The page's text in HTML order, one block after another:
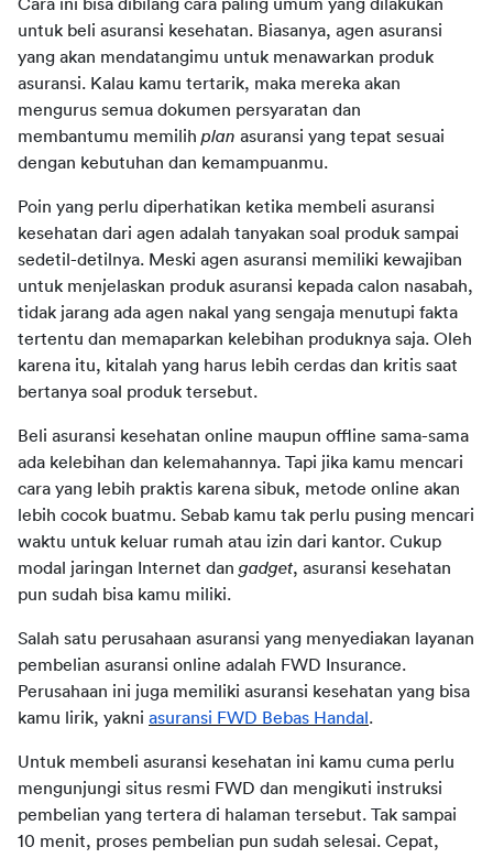
Cara ini bisa dibilang cara paling umum yang dilakukan
untuk beli asuransi kesehatan. Biasanya, agen asuransi
yang akan mendatangimu untuk menawarkan produk
asuransi. Kalau kamu tertarik, maka mereka akan
mengurus semua dokumen persyaratan dan
membantumu memilih plan asuransi yang tepat sesuai
dengan kebutuhan dan kemampuanmu.
Poin yang perlu diperhatikan ketika membeli asuransi
kesehatan dari agen adalah tanyakan soal produk sampai
sedetil-detilnya. Meski agen asuransi memiliki kewajiban
untuk menjelaskan produk asuransi kepada calon nasabah,
tidak jarang ada agen nakal yang sengaja menutupi fakta
tertentu dan memaparkan kelebihan produknya saja. Oleh
karena itu, kitalah yang harus lebih cerdas dan kritis saat
bertanya soal produk tersebut.
Beli asuransi kesehatan online maupun offline sama-sama
ada kelebihan dan kelemahannya. Tapi jika kamu mencari
cara yang lebih praktis karena sibuk, metode online akan
lebih cocok buatmu. Sebab kamu tak perlu pusing mencari
waktu untuk keluar rumah atau izin dari kantor. Cukup
modal jaringan Internet dan gadget, asuransi kesehatan
pun sudah bisa kamu miliki.
Salah satu perusahaan asuransi yang menyediakan layanan
pembelian asuransi online adalah FWD Insurance.
Perusahaan ini juga memiliki asuransi kesehatan yang bisa
kamu lirik, yakni asuransi FWD Bebas Handal .
Untuk membeli asuransi kesehatan ini kamu cuma perlu
mengunjungi situs resmi FWD dan mengikuti instruksi
pembelian yang tertera di halaman tersebut. Tak sampai
10 menit, proses pembelian pun sudah selesai. Cepat,